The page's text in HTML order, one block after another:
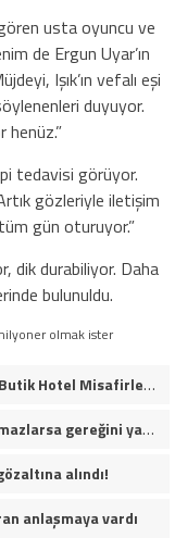
usta oyuncu ve
de Ergun Uyar’ın
Işık’ın vefalı eşi
duyuyor.
tedavisi görüyor.
gözleriyle iletişim
gün oturuyor.”
dik durabiliyor. Daha
bulunuldu.
olmak ister
Kazdağları’nın Gözdesi Antik Manastır İDA Butik Hotel Misafirlerinden Tam Not Alıyor
Trump’tan İran açıklaması: “Uygun davranmazlarsa gereğini yaparım”
alındı!
anlaşmaya vardı